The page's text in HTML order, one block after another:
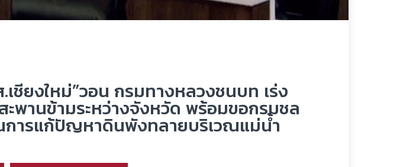
.เชียงใหม่”วอน กรมทางหลวงชนบท เร่ง
พานข้ามระหว่างจังหวัด พร้อมขอกรมชล
นการแก้ปัญหาดินพังทลายบริเวณแม่น้ำ